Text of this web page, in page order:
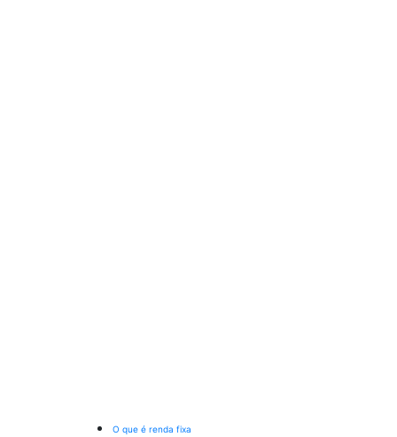
O que é renda fixa